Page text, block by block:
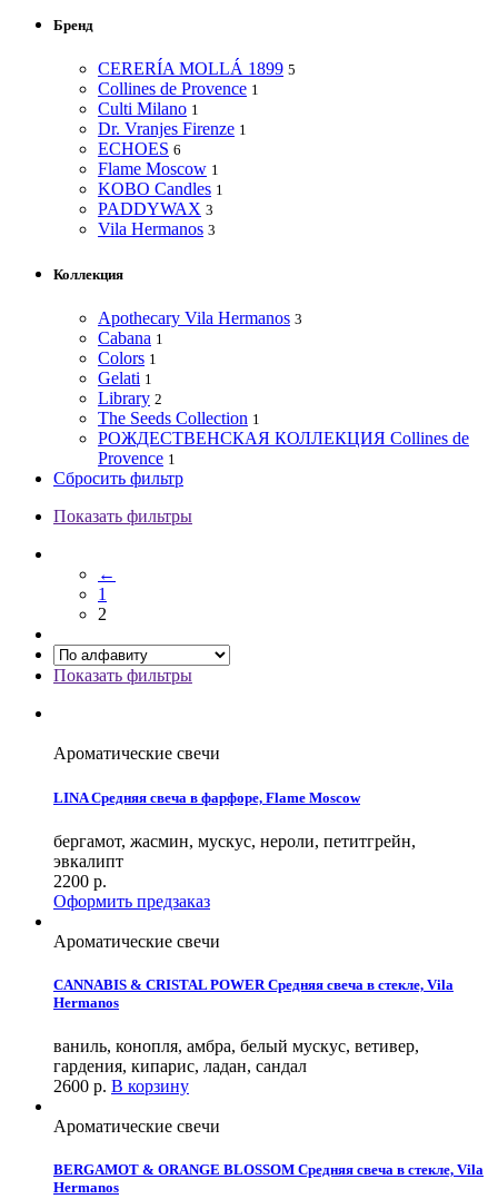
Бренд
CERERÍA MOLLÁ 1899 5
Collines de Provence 1
Culti Milano 1
Dr. Vranjes Firenze 1
ECHOES 6
Flame Moscow 1
KOBO Candles 1
PADDYWAX 3
Vila Hermanos 3
Коллекция
Apothecary Vila Hermanos 3
Cabana 1
Colors 1
Gelati 1
Library 2
The Seeds Collection 1
РОЖДЕСТВЕНСКАЯ КОЛЛЕКЦИЯ Collines de
Provence 1
Сбросить фильтр
Показать фильтры
←
1
2
Показать фильтры
Ароматические свечи
LINA Средняя свеча в фарфоре, Flame Moscow
бергамот, жасмин, мускус, нероли, петитгрейн,
эвкалипт
2200 р.
Оформить предзаказ
Ароматические свечи
CANNABIS & CRISTAL POWER Средняя свеча в стекле, Vila
Hermanos
ваниль, конопля, амбра, белый мускус, ветивер,
гардения, кипарис, ладан, сандал
2600 р. В корзину
Ароматические свечи
BERGAMOT & ORANGE BLOSSOM Средняя свеча в стекле, Vila
Hermanos